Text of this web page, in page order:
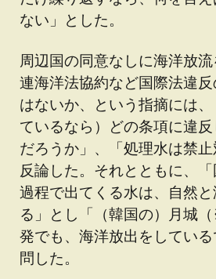
ない」とした。
周辺国の同意なしに海洋放
連海洋法協約など国際法違
はないか、という指摘には
ているなら）どの条項に違
だろうか」、「処理水は禁
反論した。それとともに、
過程で出てくる水は、自然
る」とし「（韓国の）月城
発でも、海洋放出をしてい
問した。